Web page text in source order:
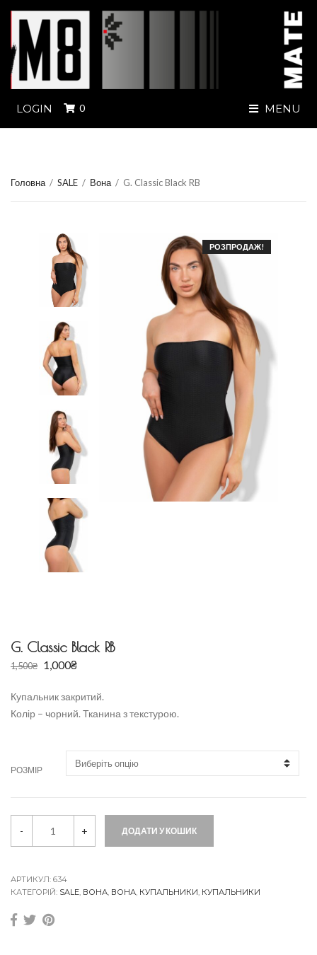
LOGIN 0 MENU
Головна / SALE / Вона / G. Classic Black RB
РОЗПРОДАЖ!
G. Classic Black RB
1,500₴ 1,000₴
Купальник закритий.
Колір – чорний. Тканина з текстурою.
РОЗМІР
C
s
s
c
B
- + ДОДАТИ У КОШИК
АРТИКУЛ: 634
КАТЕГОРІЙ: SALE, ВОНА, ВОНА, КУПАЛЬНИКИ, КУПАЛЬНИКИ